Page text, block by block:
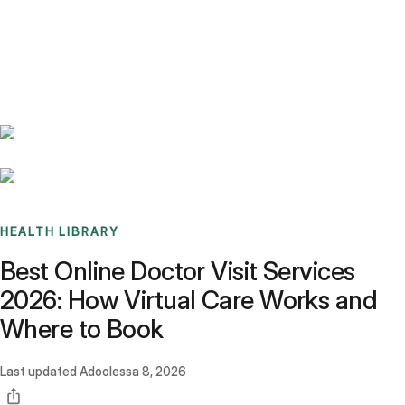
HEALTH LIBRARY
Best Online Doctor Visit Services
2026: How Virtual Care Works and
Where to Book
Last updated Adoolessa 8, 2026